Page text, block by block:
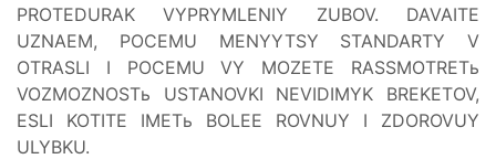
PROTEDURAK VYPRYMLENIY ZUBOV. DAVAITE
UZNAEM, POCEMU MENYYTSY STANDARTY V
OTRASLI I POCEMU VY MOZETE RASSMOTRETь
VOZMOZNOSTь USTANOVKI NEVIDIMYK BREKETOV,
ESLI KOTITE IMETь BOLEE ROVNUY I ZDOROVUY
ULYBKU.